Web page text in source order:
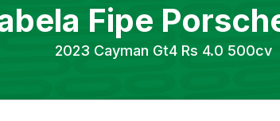
Fipe
2023 Cayman Gt4 Rs 4.0 500cv